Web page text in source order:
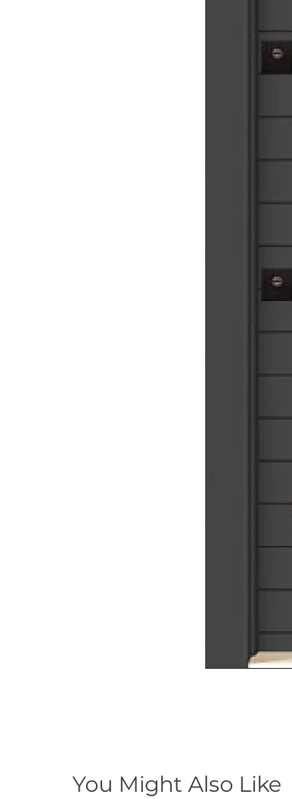
You Might Also Like